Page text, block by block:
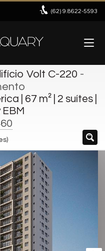
(62) 9.8622-5593
Volt C-220 -
| 67 m² | 2 suítes |
EBM